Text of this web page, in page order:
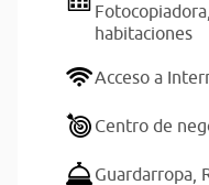
Fotocopiadora,
habitaciones
Acceso a
Centro de
Guardarropa,